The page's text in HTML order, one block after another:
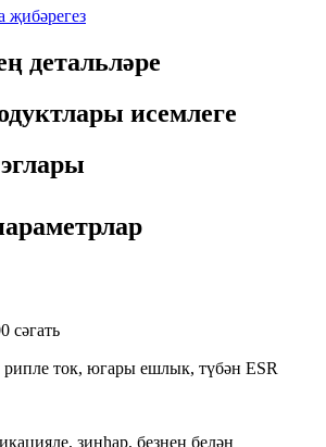
җибәрегез
детальләре
исемлеге
сәгать
ток, югары ешлык, түбән ESR
зинһар, безнең белән